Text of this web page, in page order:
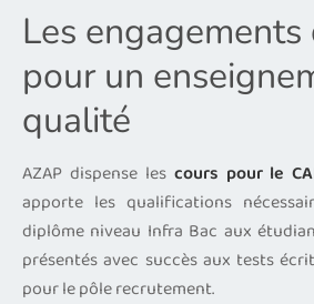
Les
pour un
qualité
AZAP dispense les cours pour le
apporte les qualifications
diplôme niveau Infra Bac aux
présentés avec succès aux tests
pour le pôle recrutement.